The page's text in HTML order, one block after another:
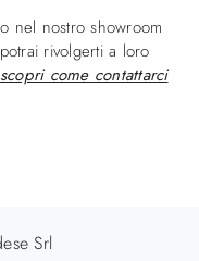
nel nostro showroom
rivolgerti a loro
scopri come contattarci
Srl